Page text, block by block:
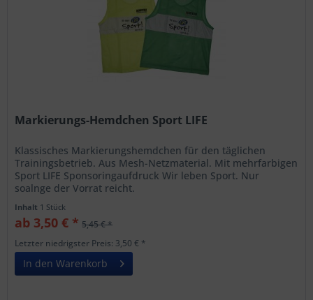
Markierungs-Hemdchen Sport LIFE
Klassisches Markierungshemdchen für den täglichen
Trainingsbetrieb. Aus Mesh-Netzmaterial. Mit mehrfarbigen
Sport LIFE Sponsoringaufdruck Wir leben Sport. Nur
soalnge der Vorrat reicht.
Inhalt 1 Stück
ab 3,50 € * 5,45 € *
Letzter niedrigster Preis: 3,50 € *
In den Warenkorb